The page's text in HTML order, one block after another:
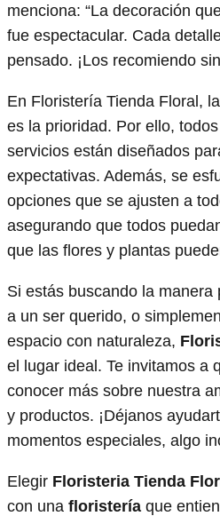
menciona: “La decoración
fue espectacular. Cada
pensado. ¡Los recomiendo
En Floristería Tienda Floral,
es la prioridad. Por ello,
servicios están diseñados
expectativas. Además, se
opciones que se ajusten a
asegurando que todos
que las flores y plantas
Si estás buscando la
a un ser querido, o
espacio con naturaleza,
el lugar ideal. Te invitamos a
conocer más sobre nuestra
y productos. ¡Déjanos
momentos especiales, algo
Elegir Floristeria Tienda
con una floristería que